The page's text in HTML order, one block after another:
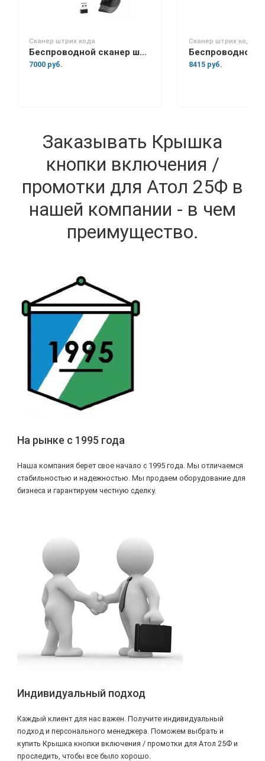
Сканер штрих кода
Беспроводной сканер штрих-кода Space Lite BT
7000 руб.
Сканер штрих кода
8415 руб.
Заказывать Крышка
кнопки включения /
промотки для Атол 25Ф в
нашей компании - в чем
преимущество.
На рынке с 1995 года
Наша компания берет свое начало с 1995 года. Мы отличаемся
стабильностью и надежностью. Мы продаем оборудование для
бизнеса и гарантируем честную сделку.
Индивидуальный подход
Каждый клиент для нас важен. Получите индивидуальный
подход и персонального менеджера. Поможем выбрать и
купить Крышка кнопки включения / промотки для Атол 25Ф и
проследить, чтобы все было хорошо.